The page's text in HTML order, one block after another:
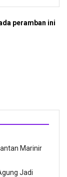
peramban ini
Marinir
Jadi